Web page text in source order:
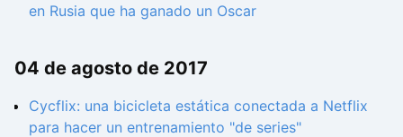
en Rusia que ha ganado un Oscar
04 de agosto de 2017
Cycflix: una bicicleta estática conectada a Netflix
para hacer un entrenamiento "de series"